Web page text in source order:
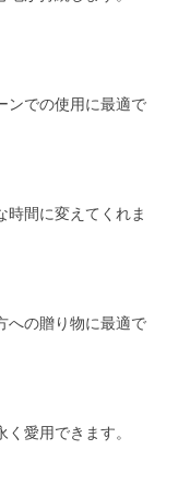
ンでの使用に最適で
時間に変えてくれま
への贈り物に最適で
愛用できます。